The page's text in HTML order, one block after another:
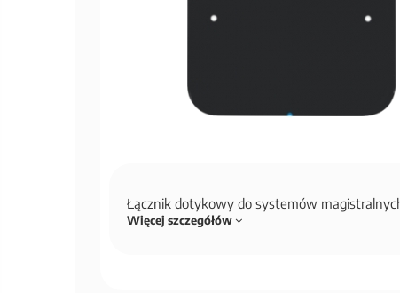
Łącznik dotykowy do systemów
Więcej szczegółów